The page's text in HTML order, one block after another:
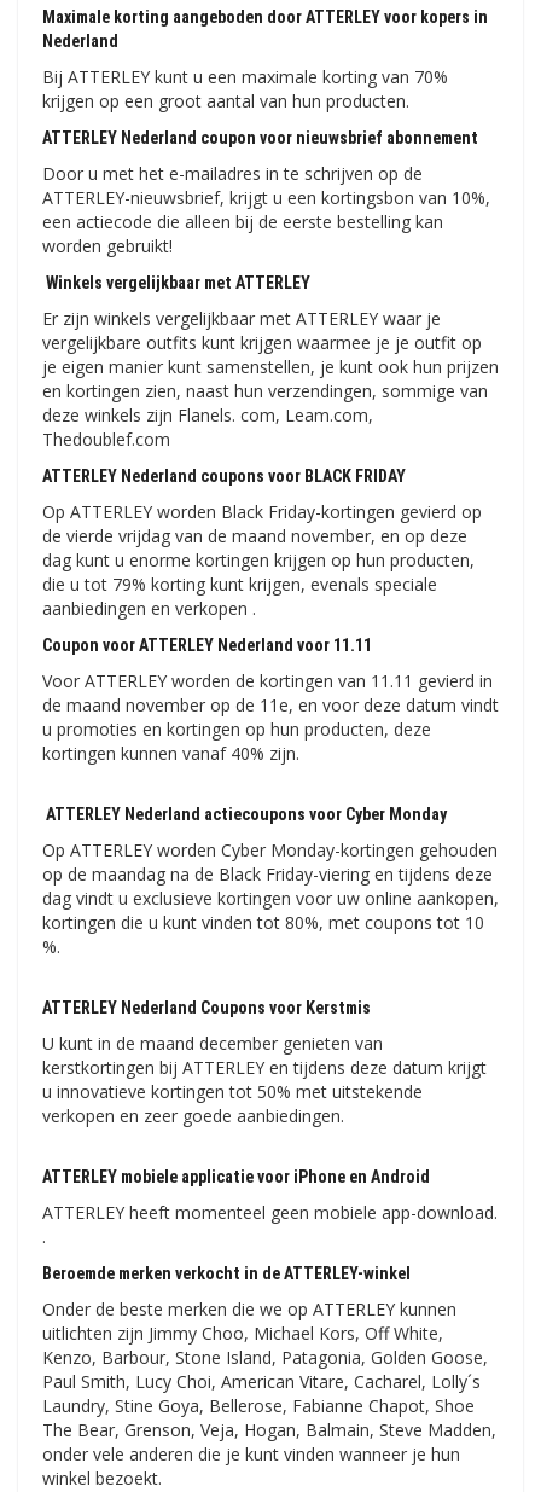
Maximale korting aangeboden door ATTERLEY voor kopers in
Nederland
Bij ATTERLEY kunt u een maximale korting van 70%
krijgen op een groot aantal van hun producten.
ATTERLEY Nederland coupon voor nieuwsbrief abonnement
Door u met het e-mailadres in te schrijven op de
ATTERLEY-nieuwsbrief, krijgt u een kortingsbon van 10%,
een actiecode die alleen bij de eerste bestelling kan
worden gebruikt!
Winkels vergelijkbaar met ATTERLEY
Er zijn winkels vergelijkbaar met ATTERLEY waar je
vergelijkbare outfits kunt krijgen waarmee je je outfit op
je eigen manier kunt samenstellen, je kunt ook hun prijzen
en kortingen zien, naast hun verzendingen, sommige van
deze winkels zijn Flanels. com, Leam.com,
Thedoublef.com
ATTERLEY Nederland coupons voor BLACK FRIDAY
Op ATTERLEY worden Black Friday-kortingen gevierd op
de vierde vrijdag van de maand november, en op deze
dag kunt u enorme kortingen krijgen op hun producten,
die u tot 79% korting kunt krijgen, evenals speciale
aanbiedingen en verkopen .
Coupon voor ATTERLEY Nederland voor 11.11
Voor ATTERLEY worden de kortingen van 11.11 gevierd in
de maand november op de 11e, en voor deze datum vindt
u promoties en kortingen op hun producten, deze
kortingen kunnen vanaf 40% zijn.
ATTERLEY Nederland actiecoupons voor Cyber ​​​​Monday
Op ATTERLEY worden Cyber ​​Monday-kortingen gehouden
op de maandag na de Black Friday-viering en tijdens deze
dag vindt u exclusieve kortingen voor uw online aankopen,
kortingen die u kunt vinden tot 80%, met coupons tot 10
%.
ATTERLEY Nederland Coupons voor Kerstmis
U kunt in de maand december genieten van
kerstkortingen bij ATTERLEY en tijdens deze datum krijgt
u innovatieve kortingen tot 50% met uitstekende
verkopen en zeer goede aanbiedingen.
ATTERLEY mobiele applicatie voor iPhone en Android
ATTERLEY heeft momenteel geen mobiele app-download.
.
Beroemde merken verkocht in de ATTERLEY-winkel
Onder de beste merken die we op ATTERLEY kunnen
uitlichten zijn Jimmy Choo, Michael Kors, Off White,
Kenzo, Barbour, Stone Island, Patagonia, Golden Goose,
Paul Smith, Lucy Choi, American Vitare, Cacharel, Lolly´s
Laundry, Stine Goya, Bellerose, Fabianne Chapot, Shoe
The Bear, Grenson, Veja, Hogan, Balmain, Steve Madden,
onder vele anderen die je kunt vinden wanneer je hun
winkel bezoekt.